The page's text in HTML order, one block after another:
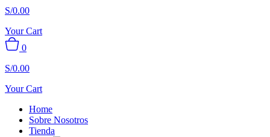
S/0.00
Your Cart
0
S/0.00
Your Cart
Home
Sobre Nosotros
Tienda